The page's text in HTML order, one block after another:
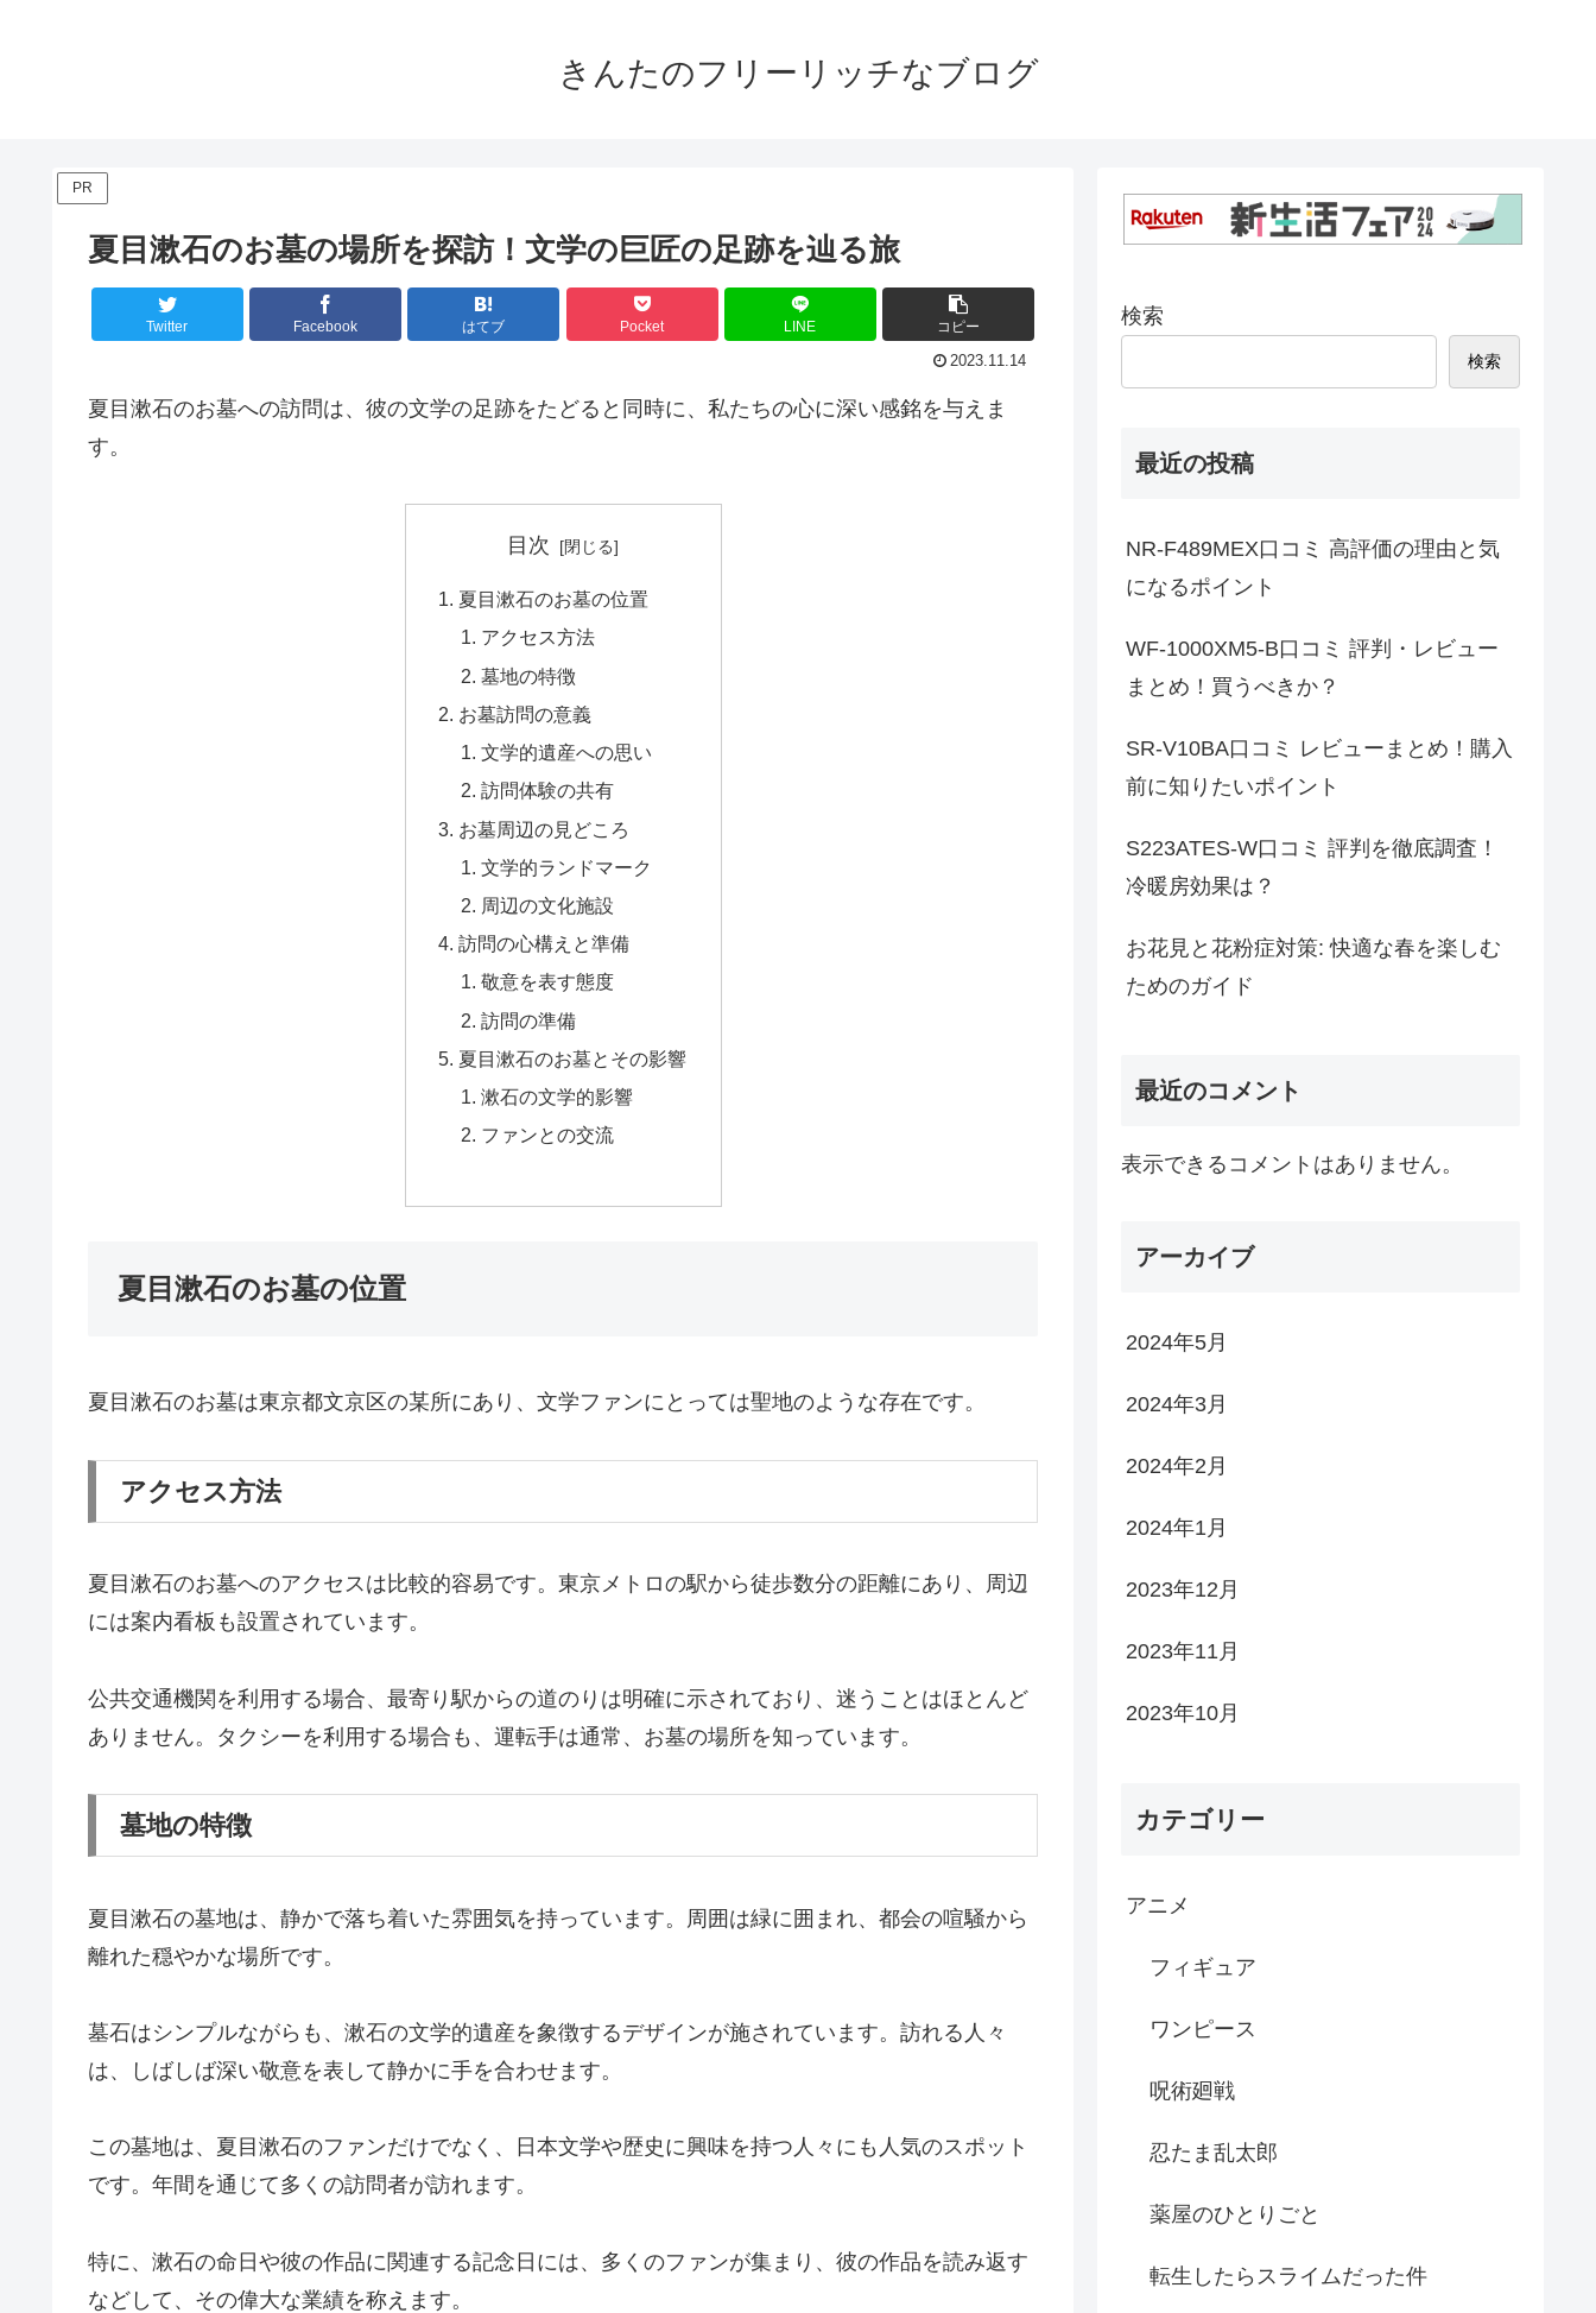
きんたのフリーリッチなブログ
PR
夏目漱石のお墓の場所を探訪！文学の巨匠の足跡を辿る旅
Twitter Facebook はてブ Pocket LINE コピー
2023.11.14
夏目漱石のお墓への訪問は、彼の文学の足跡をたどると同時に、私たちの心に深い感銘を与えま
す。
目次
夏目漱石のお墓の位置
アクセス方法
墓地の特徴
お墓訪問の意義
文学的遺産への思い
訪問体験の共有
お墓周辺の見どころ
文学的ランドマーク
周辺の文化施設
訪問の心構えと準備
敬意を表す態度
訪問の準備
夏目漱石のお墓とその影響
漱石の文学的影響
ファンとの交流
夏目漱石のお墓の位置
夏目漱石のお墓は東京都文京区の某所にあり、文学ファンにとっては聖地のような存在です。
アクセス方法
夏目漱石のお墓へのアクセスは比較的容易です。東京メトロの駅から徒歩数分の距離にあり、周辺
には案内看板も設置されています。
公共交通機関を利用する場合、最寄り駅からの道のりは明確に示されており、迷うことはほとんど
ありません。タクシーを利用する場合も、運転手は通常、お墓の場所を知っています。
墓地の特徴
夏目漱石の墓地は、静かで落ち着いた雰囲気を持っています。周囲は緑に囲まれ、都会の喧騒から
離れた穏やかな場所です。
墓石はシンプルながらも、漱石の文学的遺産を象徴するデザインが施されています。訪れる人々
は、しばしば深い敬意を表して静かに手を合わせます。
この墓地は、夏目漱石のファンだけでなく、日本文学や歴史に興味を持つ人々にも人気のスポット
です。年間を通じて多くの訪問者が訪れます。
特に、漱石の命日や彼の作品に関連する記念日には、多くのファンが集まり、彼の作品を読み返す
などして、その偉大な業績を称えます。
検索
検索
最近の投稿
NR-F489MEX口コミ 高評価の理由と気
になるポイント
WF-1000XM5-B口コミ 評判・レビュー
まとめ！買うべきか？
SR-V10BA口コミ レビューまとめ！購入
前に知りたいポイント
S223ATES-W口コミ 評判を徹底調査！
冷暖房効果は？
お花見と花粉症対策: 快適な春を楽しむ
ためのガイド
最近のコメント
表示できるコメントはありません。
アーカイブ
2024年5月
2024年3月
2024年2月
2024年1月
2023年12月
2023年11月
2023年10月
カテゴリー
アニメ
フィギュア
ワンピース
呪術廻戦
忍たま乱太郎
薬屋のひとりごと
転生したらスライムだった件